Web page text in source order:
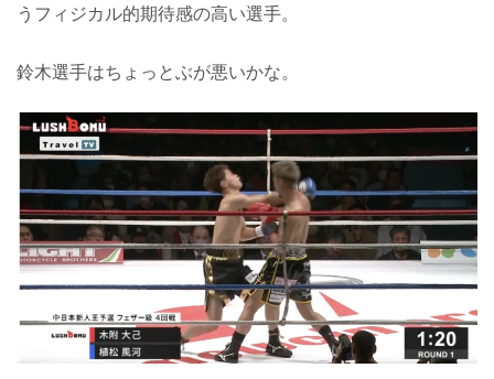
うフィジカル的期待感の高い選手。
鈴木選手はちょっとぶが悪いかな。